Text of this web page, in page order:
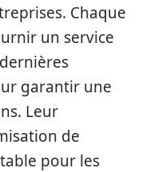
Chaque
un service
garantir une
Leur
de
pour les